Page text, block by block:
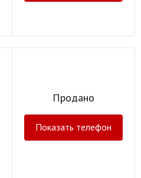
Продано
Показать телефон